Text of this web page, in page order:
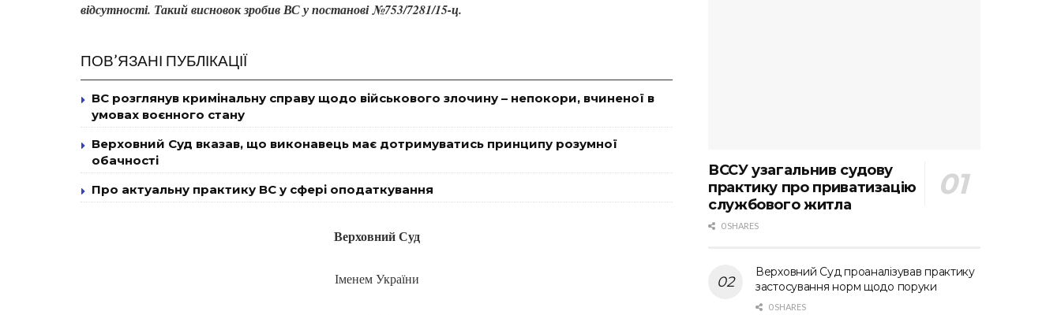
відсутності. Такий висновок зробив ВС у постанові №753/7281/15-ц.
ПОВ’ЯЗАНІ ПУБЛІКАЦІЇ
ВС розглянув кримінальну справу щодо військового злочину – непокори, вчиненої в
умовах воєнного стану
Верховний Суд вказав, що виконавець має дотримуватись принципу розумної
обачності
Про актуальну практику ВС у сфері оподаткування
Верховний Суд
Іменем України
ВССУ узагальнив судову
практику про приватизацію
службового житла
0 SHARES
Верховний Суд проаналізував практику
застосування норм щодо поруки
0 SHARES